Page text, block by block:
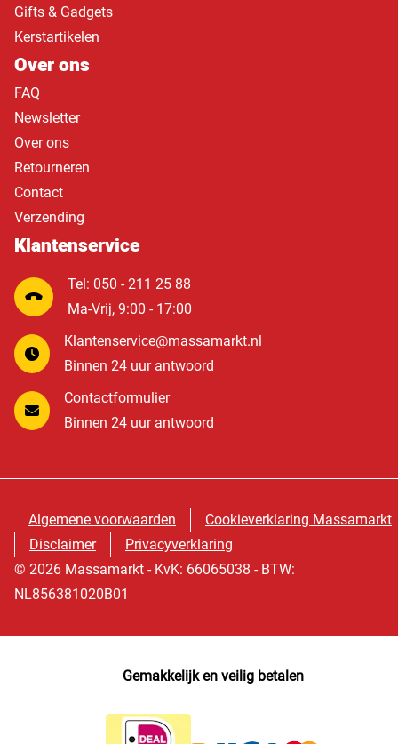
Gifts & Gadgets
Kerstartikelen
Over ons
FAQ
Newsletter
Over ons
Retourneren
Contact
Verzending
Klantenservice
Tel: 050 - 211 25 88
Ma-Vrij, 9:00 - 17:00
Klantenservice@massamarkt.nl
Binnen 24 uur antwoord
Contactformulier
Binnen 24 uur antwoord
Algemene voorwaarden
Cookieverklaring Massamarkt
Disclaimer
Privacyverklaring
© 2026 Massamarkt - KvK: 66065038 - BTW:
NL856381020B01
Gemakkelijk en veilig betalen